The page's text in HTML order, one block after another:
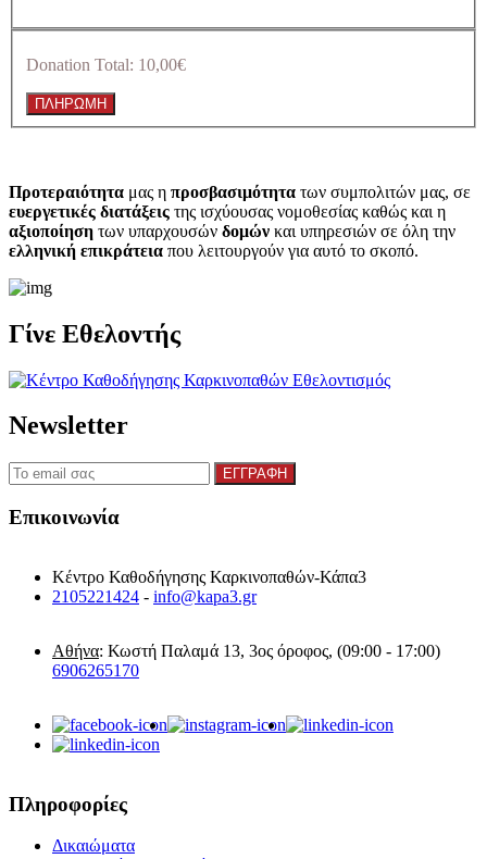
Donation Total: 10,00€
Προτεραιότητα μας η προσβασιμότητα των συμπολιτών μας, σε
ευεργετικές διατάξεις της ισχύουσας νομοθεσίας καθώς και η
αξιοποίηση των υπαρχουσών δομών και υπηρεσιών σε όλη την
ελληνική επικράτεια που λειτουργούν για αυτό το σκοπό.​
Γίνε Εθελοντής
Newsletter
Επικοινωνία
Κέντρο Καθοδήγησης Καρκινοπαθών-Κάπα3
2105221424 - info@kapa3.gr
Αθήνα: Κωστή Παλαμά 13, 3ος όροφος, (09:00 - 17:00)
6906265170
Πληροφορίες
Δικαιώματα